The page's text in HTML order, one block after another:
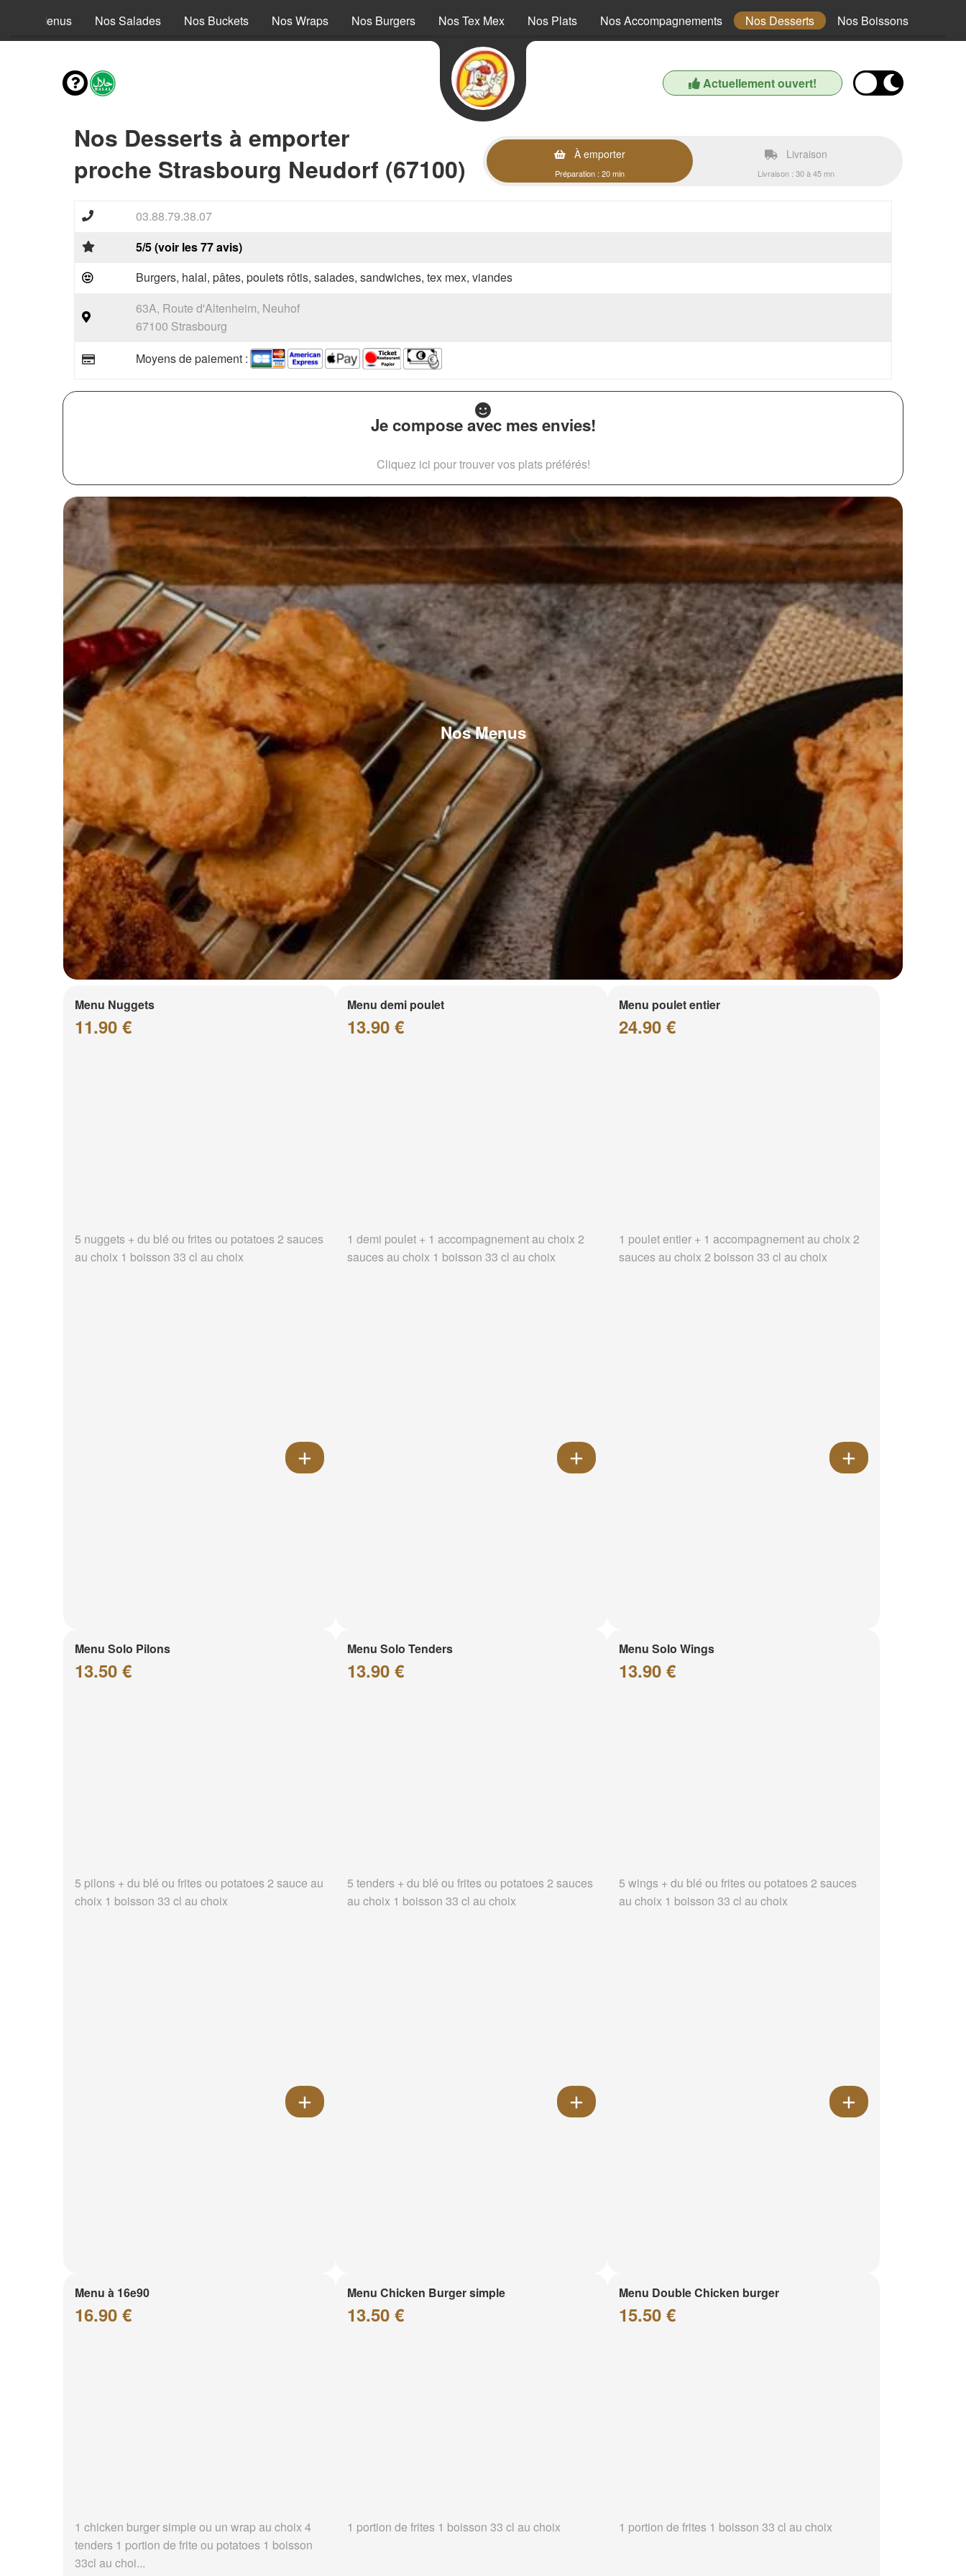
Nos Menus Nos Salades Nos Buckets Nos Wraps Nos Burgers Nos Tex Mex Nos Plats Nos Accompagnements Nos Desserts Nos Boissons
Actuellement ouvert!
Nos Desserts à emporter
proche Strasbourg Neudorf (67100)
À emporter
Préparation : 20 min
Livraison
Livraison : 30 à 45 mn
03.88.79.38.07
5/5 (voir les 77 avis)
Burgers, halal, pâtes, poulets rôtis, salades, sandwiches, tex mex, viandes
63A, Route d'Altenheim, Neuhof
67100 Strasbourg
Moyens de paiement :
Je compose avec mes envies!
Cliquez ici pour trouver vos plats préférés!
Nos Menus
Menu Nuggets
11.90 €
5 nuggets + du blé ou frites ou potatoes 2 sauces
au choix 1 boisson 33 cl au choix
Menu demi poulet
13.90 €
1 demi poulet + 1 accompagnement au choix 2
sauces au choix 1 boisson 33 cl au choix
Menu poulet entier
24.90 €
1 poulet entier + 1 accompagnement au choix 2
sauces au choix 2 boisson 33 cl au choix
Menu Solo Pilons
13.50 €
5 pilons + du blé ou frites ou potatoes 2 sauce au
choix 1 boisson 33 cl au choix
Menu Solo Tenders
13.90 €
5 tenders + du blé ou frites ou potatoes 2 sauces
au choix 1 boisson 33 cl au choix
Menu Solo Wings
13.90 €
5 wings + du blé ou frites ou potatoes 2 sauces
au choix 1 boisson 33 cl au choix
Menu à 16e90
16.90 €
1 chicken burger simple ou un wrap au choix 4
tenders 1 portion de frite ou potatoes 1 boisson
33cl au choi...
Menu Chicken Burger simple
13.50 €
1 portion de frites 1 boisson 33 cl au choix
Menu Double Chicken burger
15.50 €
1 portion de frites 1 boisson 33 cl au choix